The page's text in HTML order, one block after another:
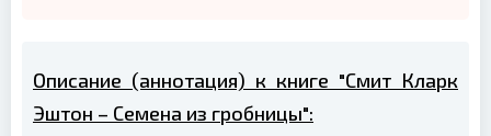
Описание (аннотация) к книге "Смит Кларк
Эштон – Семена из гробницы":